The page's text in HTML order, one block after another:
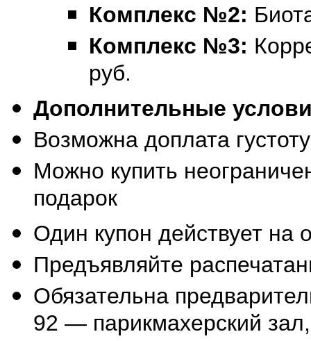
Комплекс №2:
Комплекс №3:
руб.
Дополнительные
Возможна доплата
Можно купить
подарок
Один купон действует на
Предъявляйте
Обязательна
92 — парикмахерский